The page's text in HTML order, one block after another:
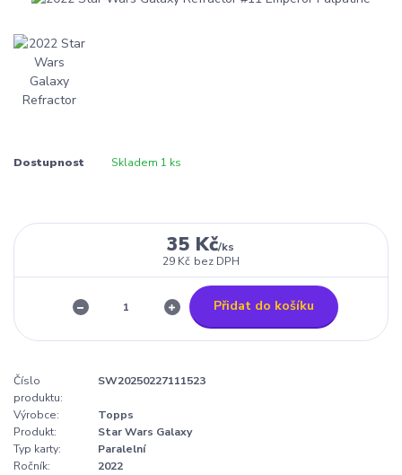
Dostupnost Skladem 1 ks
35 Kč/ks
29 Kč bez DPH
Přidat do košíku
Číslo
produktu:
SW20250227111523
Výrobce:
Topps
Produkt:
Star Wars Galaxy
Typ karty:
Paralelní
Ročník:
2022